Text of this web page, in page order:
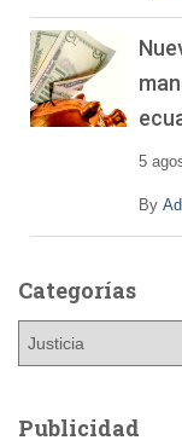
5
By
Categorías
g
Publicidad